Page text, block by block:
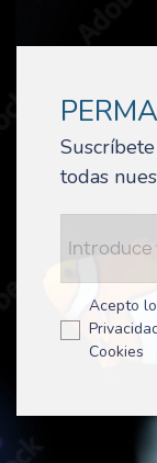
todas
Acepto
Cookies